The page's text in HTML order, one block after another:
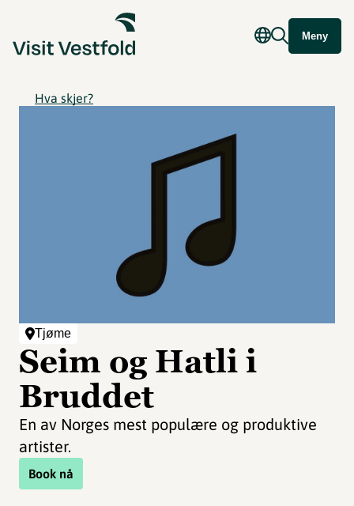
Meny
Hva skjer?
Tjøme
Seim og Hatli i
Bruddet
En av Norges mest populære og produktive
artister.
Book nå